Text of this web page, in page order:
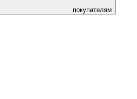
покупателям